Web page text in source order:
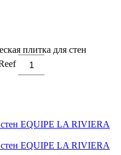
плитка для стен